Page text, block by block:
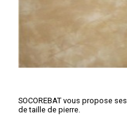
SOCOREBAT vous propose ses
de taille de pierre.